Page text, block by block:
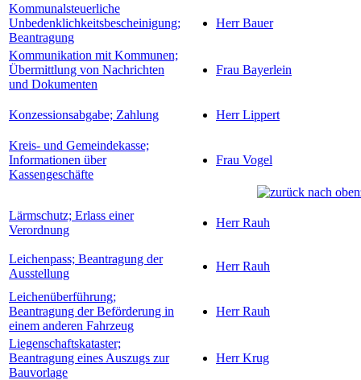
Kommunalsteuerliche
Unbedenklichkeitsbescheinigung;
Beantragung
Herr Bauer
Kommunikation mit Kommunen;
Übermittlung von Nachrichten
und Dokumenten
Frau Bayerlein
Konzessionsabgabe; Zahlung Herr Lippert
Kreis- und Gemeindekasse;
Informationen über
Kassengeschäfte
Frau Vogel
Lärmschutz; Erlass einer
Verordnung
Herr Rauh
Leichenpass; Beantragung der
Ausstellung
Herr Rauh
Leichenüberführung;
Beantragung der Beförderung in
einem anderen Fahrzeug
Herr Rauh
Liegenschaftskataster;
Beantragung eines Auszugs zur
Bauvorlage
Herr Krug